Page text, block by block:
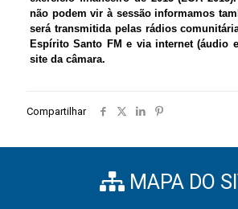
não podem vir à sessão informamos
será transmitida pelas rádios
Espírito Santo FM e via internet (áudio
site da câmara.
Compartilhar
MAPA DO